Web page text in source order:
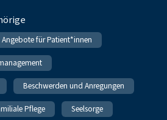
Angebote für Patient*innen
Beschwerden und Anregungen
Pflege Seelsorge